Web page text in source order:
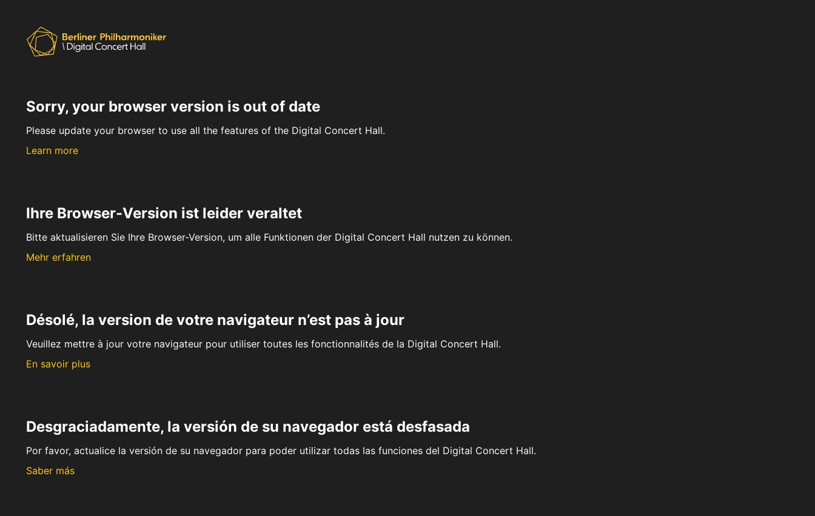
Sorry, your browser version is out of date
Please update your browser to use all the features of the Digital Concert Hall.
Learn more
Ihre Browser-Version ist leider veraltet
Bitte aktualisieren Sie Ihre Browser-Version, um alle Funktionen der Digital Concert Hall nutzen zu können.
Mehr erfahren
Désolé, la version de votre navigateur n’est pas à jour
Veuillez mettre à jour votre navigateur pour utiliser toutes les fonctionnalités de la Digital Concert Hall.
En savoir plus
Desgraciadamente, la versión de su navegador está desfasada
Por favor, actualice la versión de su navegador para poder utilizar todas las funciones del Digital Concert Hall.
Saber más